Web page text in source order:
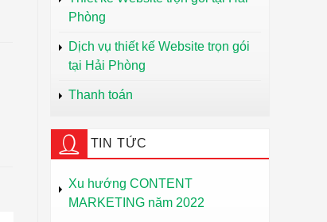
Phòng
Dịch vụ thiết kế Website trọn gói
tại Hải Phòng
Thanh toán
TIN TỨC
Xu hướng CONTENT
MARKETING năm 2022